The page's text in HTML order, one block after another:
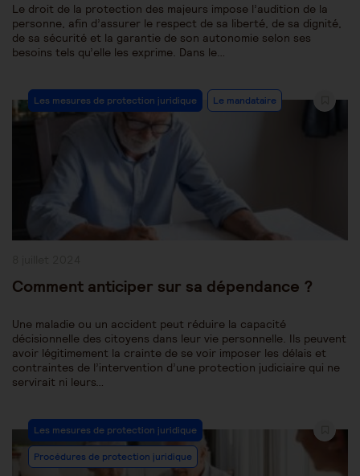
Le droit de la protection des majeurs impose l’audition de la
personne, afin d’assurer le respect de sa liberté, de sa dignité,
de sa sécurité et la garantie de son autonomie selon ses
besoins tels qu’elle les exprime. Dans le…
Post
Category:
Les mesures de protection juridique Le mandataire
Comment anticiper sur sa dépendance ?
Une maladie ou un accident peut réduire la capacité
décisionnelle des citoyens dans leur vie personnelle. Ils peuvent
avoir légitimement la crainte de se voir imposer les délais et
contraintes de l’intervention d’une protection judiciaire qui ne
servirait ni leurs…
Post
Category:
Les mesures de protection juridique
Procédures de protection juridique